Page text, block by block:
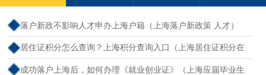
落户新政不影响人才申办上海户籍（上海落户新政策 人才）
居住证积分怎么查询？上海积分查询入口（上海居住证积分在
哪查）
成功落户上海后，如何办理《就业创业证》（上海应届毕业生